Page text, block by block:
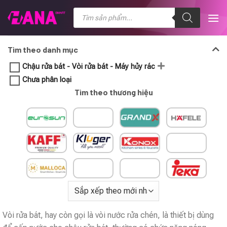
đến
Tìm
kiếm
phẩm
Tìm theo danh mục
Chậu rửa bát - Vòi rửa bát - Máy hủy rác
Chưa phân loại
Tìm theo thương hiệu
Vòi rửa bát, hay còn gọi là vòi nước rửa chén, là thiết bị dùng